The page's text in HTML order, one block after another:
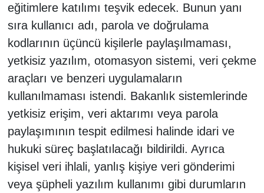
eğitimlere katılımı teşvik edecek. Bunun yanı
sıra kullanıcı adı, parola ve doğrulama
kodlarının üçüncü kişilerle paylaşılmaması,
yetkisiz yazılım, otomasyon sistemi, veri çekme
araçları ve benzeri uygulamaların
kullanılmaması istendi. Bakanlık sistemlerinde
yetkisiz erişim, veri aktarımı veya parola
paylaşımının tespit edilmesi halinde idari ve
hukuki süreç başlatılacağı bildirildi. Ayrıca
kişisel veri ihlali, yanlış kişiye veri gönderimi
veya şüpheli yazılım kullanımı gibi durumların